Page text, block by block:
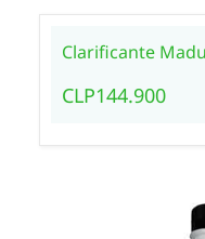
Clarificante
CLP144.900